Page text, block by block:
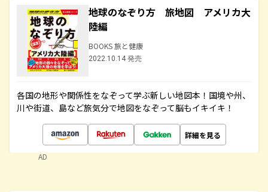
地球のなぞり方 旅地図 アメリカ大
陸編
BOOKS 旅と健康
2022.10.14 発売
各国の地形や関係性をなぞって学ぶ新しい地図本！国境や州、
川や街道、島など旅気分で地図をなぞって脳もイキイキ！
詳細を見る
AD